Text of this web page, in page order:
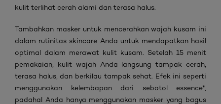
kulit terlihat cerah alami dan terasa halus.
Tambahkan masker untuk mencerahkan wajah kusam ini
dalam rutinitas skincare Anda untuk mendapatkan hasil
optimal dalam merawat kulit kusam. Setelah 15 menit
pemakaian, kulit wajah Anda langsung tampak cerah,
terasa halus, dan berkilau tampak sehat. Efek ini seperti
menggunakan kelembapan dari sebotol essence*,
padahal Anda hanya menggunakan masker yang bagus